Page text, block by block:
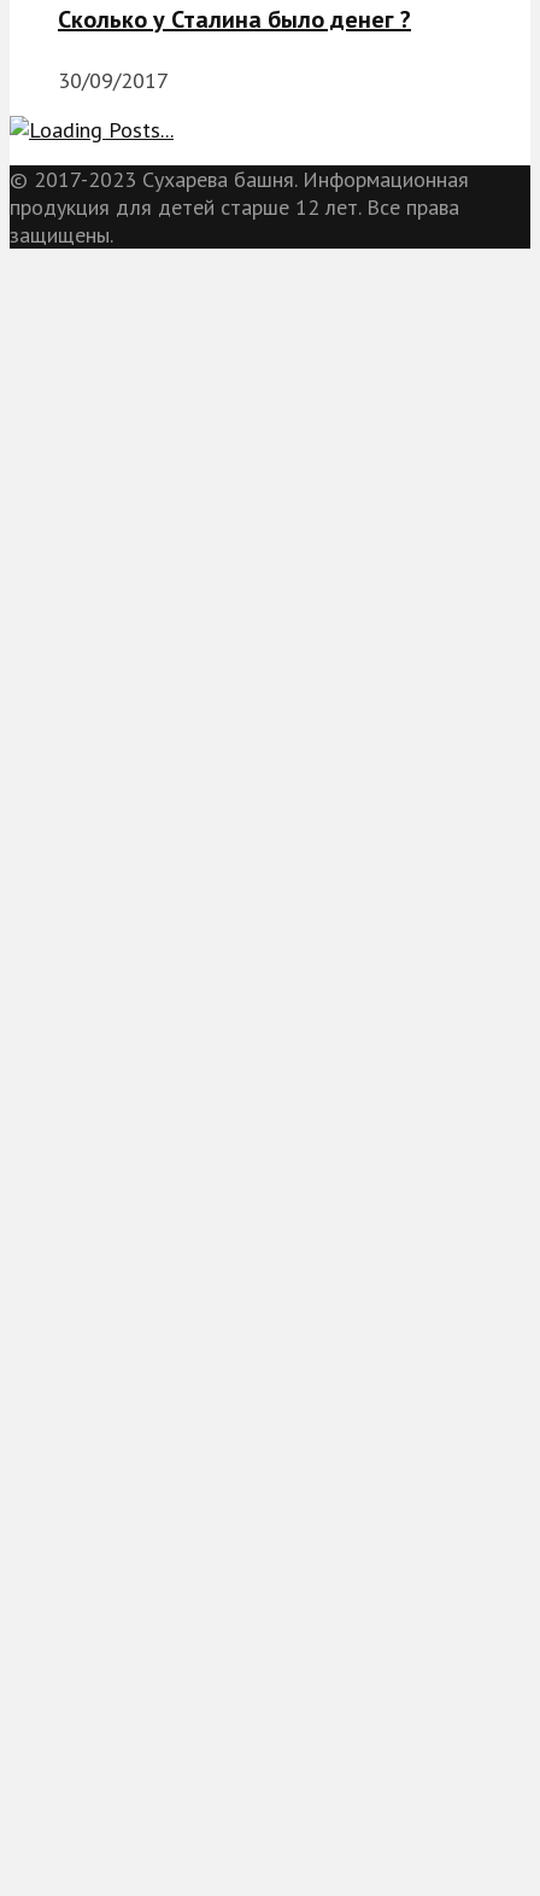
Сколько у Сталина было денег ?
30/09/2017
© 2017-2023 Сухарева башня. Информационная
продукция для детей старше 12 лет. Все права
защищены.